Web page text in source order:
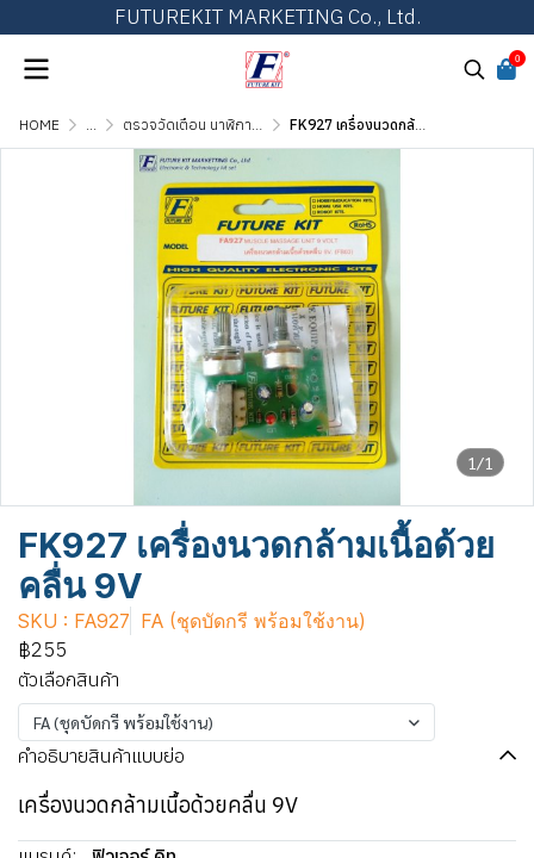
FUTUREKIT MARKETING Co., Ltd.
0
HOME ... ตรวจวัดเตือน นาฬิกา และวงจรทั่วไป FK927 เครื่องนวดกล้ามเนื้อด้วยคลื่น 9V
1/1
FK927 เครื่องนวดกล้ามเนื้อด้วย
คลื่น 9V
SKU : FA927 FA (ชุดบัดกรี พร้อมใช้งาน)
฿255
ตัวเลือกสินค้า
FA (ชุดบัดกรี พร้อมใช้งาน)
คำอธิบายสินค้าแบบย่อ
เครื่องนวดกล้ามเนื้อด้วยคลื่น 9V